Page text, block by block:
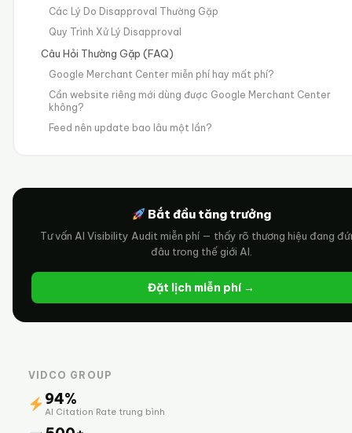
Các Lý Do Disapproval Thường Gặp
Quy Trình Xử Lý Disapproval
Câu Hỏi Thường Gặp (FAQ)
Google Merchant Center miễn phí hay mất phí?
Cần website riêng mới dùng được Google Merchant Center
không?
Feed nên update bao lâu một lần?
Bắt đầu tăng trưởng
Tư vấn AI Visibility Audit miễn phí — thấy rõ thương hiệu đang
đâu trong thế giới AI.
Đặt lịch miễn phí →
VIDCO GROUP
94%
AI Citation Rate trung bình